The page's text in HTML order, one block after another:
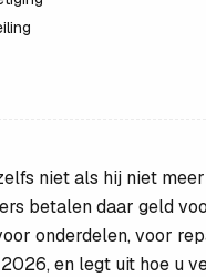
niet als hij niet
betalen daar geld
onderdelen, voor
en legt uit hoe u